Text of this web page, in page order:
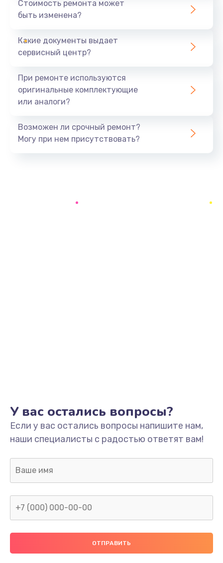
Чистка оптической системы
Не включается
Заказать
Ремонт электронных узлов
Переполнен абсорбер
300 руб.
Заказать
Не видит бумагу
550 руб.
Стоимость ремонта может
быть изменена?
Какие документы выдает
сервисный центр?
При ремонте используются
оригинальные комплектующие
или аналоги?
Возможен ли срочный ремонт?
Могу при нем присутствовать?
У вас остались вопросы?
Если у вас остались вопросы напишите нам,
наши специалисты с радостью ответят вам!